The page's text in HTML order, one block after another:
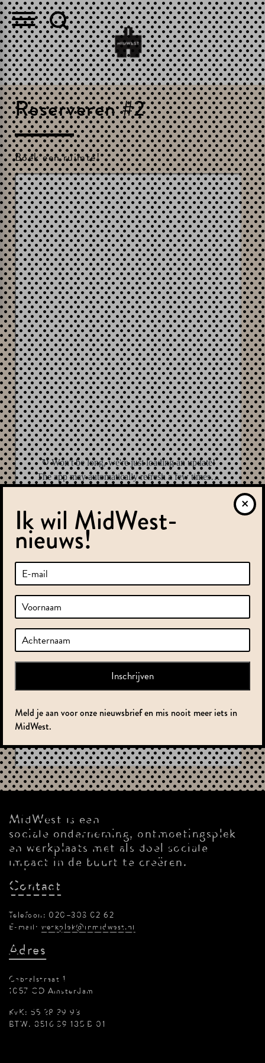
Reserveren #2
Boek een ruimte!
MidWest is een
sociale onderneming, ontmoetingsplek
en werkplaats met als doel sociale
impact in de buurt te creëren.
Contact
Telefoon: 020–303 02 62
E-mail: werkplek@inmidwest.nl
Adres
Cabralstraat 1
1057 CD Amsterdam
KvK: 55 28 39 93
BTW: 8516 39 185 B 01
Ik wil MidWest-
nieuws!
Meld je aan voor onze nieuwsbrief en mis nooit meer iets in
MidWest.